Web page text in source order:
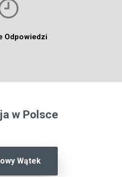
Odpowiedzi
w Polsce
Wątek